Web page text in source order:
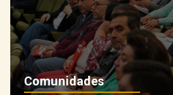
Comunidades